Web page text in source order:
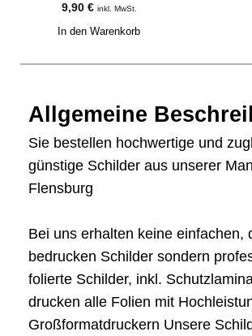
9,90 € inkl. MwSt.
In den Warenkorb
Allgemeine
Sie bestellen hochwertige und
günstige Schilder aus unserer
Flensburg
Bei uns erhalten keine einfachen,
bedrucken Schilder sondern
folierte Schilder, inkl.
drucken alle Folien mit
Großformatdruckern Unsere